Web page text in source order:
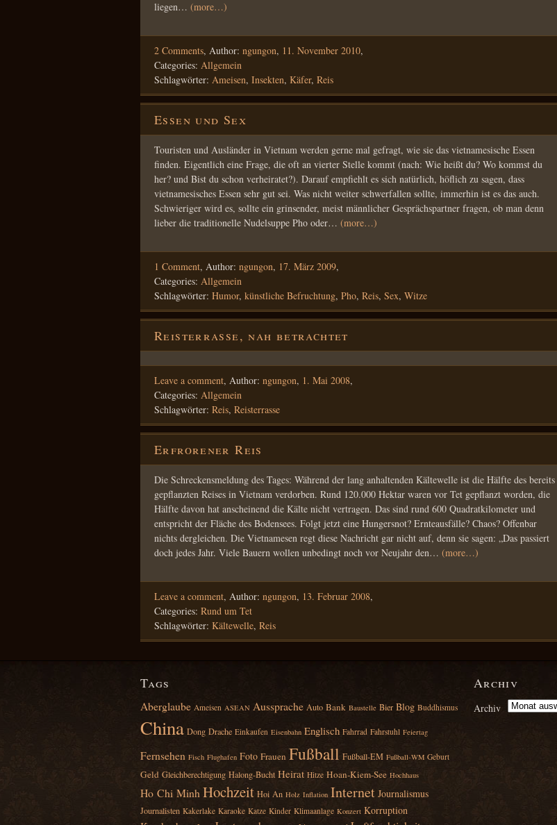
liegen… (more…)
2 Comments, Author: ngungon, 11. November 2010,
Categories: Allgemein
Schlagwörter: Ameisen, Insekten, Käfer, Reis
Essen und Sex
Touristen und Ausländer in Vietnam werden gerne mal gefragt, wie sie das vietnamesische Essen
finden. Eigentlich eine Frage, die oft an vierter Stelle kommt (nach: Wie heißt du? Wo kommst du
her? und Bist du schon verheiratet?). Darauf empfiehlt es sich natürlich, höflich zu sagen, dass
vietnamesisches Essen sehr gut sei. Was nicht weiter schwerfallen sollte, immerhin ist es das auch.
Schwieriger wird es, sollte ein grinsender, meist männlicher Gesprächspartner fragen, ob man denn
lieber die traditionelle Nudelsuppe Pho oder… (more…)
1 Comment, Author: ngungon, 17. März 2009,
Categories: Allgemein
Schlagwörter: Humor, künstliche Befruchtung, Pho, Reis, Sex, Witze
Reisterrasse, nah betrachtet
Leave a comment, Author: ngungon, 1. Mai 2008,
Categories: Allgemein
Schlagwörter: Reis, Reisterrasse
Erfrorener Reis
Die Schreckensmeldung des Tages: Während der lang anhaltenden Kältewelle ist die Hälfte des bereits
gepflanzten Reises in Vietnam verdorben. Rund 120.000 Hektar waren vor Tet gepflanzt worden, die
Hälfte davon hat anscheinend die Kälte nicht vertragen. Das sind rund 600 Quadratkilometer und
entspricht der Fläche des Bodensees. Folgt jetzt eine Hungersnot? Ernteausfälle? Chaos? Offenbar
nichts dergleichen. Die Vietnamesen regt diese Nachricht gar nicht auf, denn sie sagen: „Das passiert
doch jedes Jahr. Viele Bauern wollen unbedingt noch vor Neujahr den… (more…)
Leave a comment, Author: ngungon, 13. Februar 2008,
Categories: Rund um Tet
Schlagwörter: Kältewelle, Reis
Tags
Aberglaube Ameisen ASEAN Aussprache Auto Bank Baustelle Bier Blog Buddhismus
China Dong Drache Einkaufen Eisenbahn Englisch Fahrrad Fahrstuhl Feiertag
Fernsehen Fisch Flughafen Foto Frauen Fußball Fußball‑EM Fußball‑WM Geburt
Geld Gleichberechtigung Halong‑Bucht Heirat Hitze Hoan‑Kiem‑See Hochhaus
Ho Chi MinhHochzeit Hoi An Holz Inflation Internet Journalismus
Journalisten Kakerlake Karaoke Katze Kinder Klimaanlage Konzert Korruption
Archiv
Archiv